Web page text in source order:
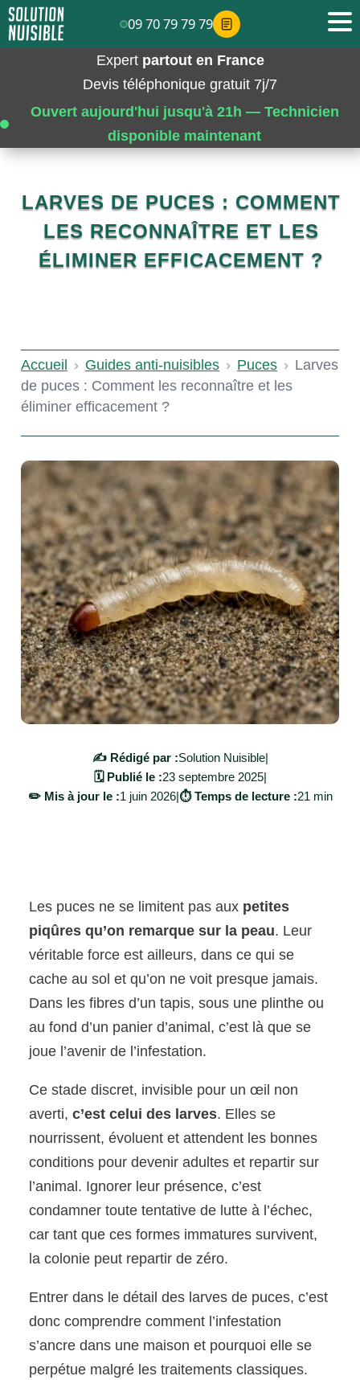
Expert partout en France
Devis téléphonique gratuit 7j/7
Ouvert aujourd'hui jusqu'à 21h — Technicien
disponible maintenant
LARVES DE PUCES : COMMENT
LES RECONNAÎTRE ET LES
ÉLIMINER EFFICACEMENT ?
Accueil › Guides anti-nuisibles › Puces › Larves
de puces : Comment les reconnaître et les
éliminer efficacement ?
✍️ Rédigé par :Solution Nuisible|
🗓️ Publié le :23 septembre 2025|
✏️ Mis à jour le :1 juin 2026|⏱️ Temps de lecture :21 min
Les puces ne se limitent pas aux petites
piqûres qu’on remarque sur la peau. Leur
véritable force est ailleurs, dans ce qui se
cache au sol et qu’on ne voit presque jamais.
Dans les fibres d’un tapis, sous une plinthe ou
au fond d’un panier d’animal, c’est là que se
joue l’avenir de l’infestation.
Ce stade discret, invisible pour un œil non
averti, c’est celui des larves. Elles se
nourrissent, évoluent et attendent les bonnes
conditions pour devenir adultes et repartir sur
l’animal. Ignorer leur présence, c’est
condamner toute tentative de lutte à l’échec,
car tant que ces formes immatures survivent,
la colonie peut repartir de zéro.
Entrer dans le détail des larves de puces, c’est
donc comprendre comment l’infestation
s’ancre dans une maison et pourquoi elle se
perpétue malgré les traitements classiques.
09 70 79 79 79